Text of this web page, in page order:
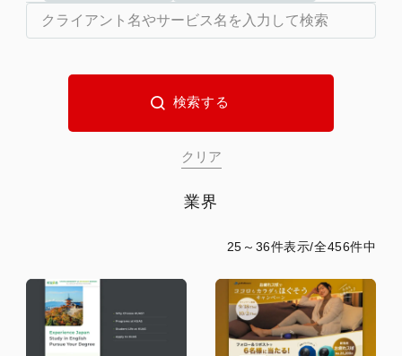
業界
25～36件表示/全456件中